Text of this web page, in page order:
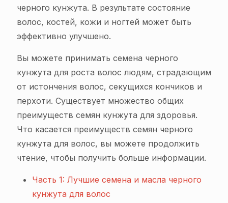
черного кунжута. В результате состояние
волос, костей, кожи и ногтей может быть
эффективно улучшено.
Вы можете принимать семена черного
кунжута для роста волос людям, страдающим
от истончения волос, секущихся кончиков и
перхоти. Существует множество общих
преимуществ семян кунжута для здоровья.
Что касается преимуществ семян черного
кунжута для волос, вы можете продолжить
чтение, чтобы получить больше информации.
Часть 1: Лучшие семена и масла черного
кунжута для волос